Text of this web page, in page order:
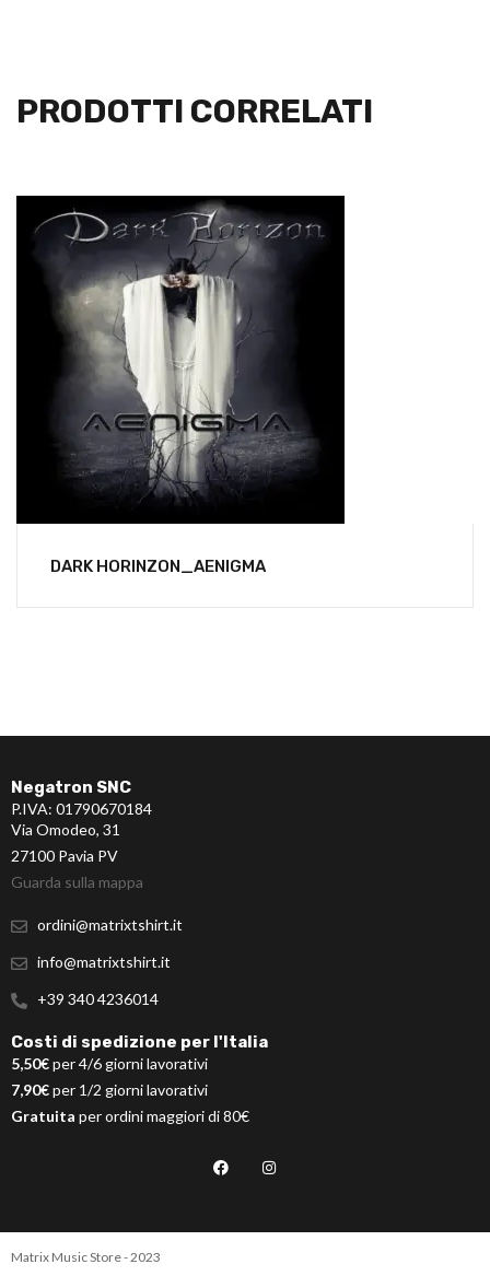
PRODOTTI CORRELATI
DARK HORINZON_AENIGMA
Negatron SNC
P.IVA: 01790670184
Via Omodeo, 31
27100 Pavia PV
Guarda sulla mappa
ordini@matrixtshirt.it
info@matrixtshirt.it
+39 340 4236014
Costi di spedizione per l'Italia
5,50€per 4/6 giorni lavorativi
7,90€per 1/2 giorni lavorativi
Gratuita per ordini maggiori di 80€
Matrix Music Store - 2023